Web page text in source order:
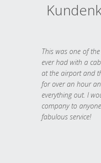
This was one of
ever had with a
at the airport and
for over an hour
everything out. I
company to
fabulous service!